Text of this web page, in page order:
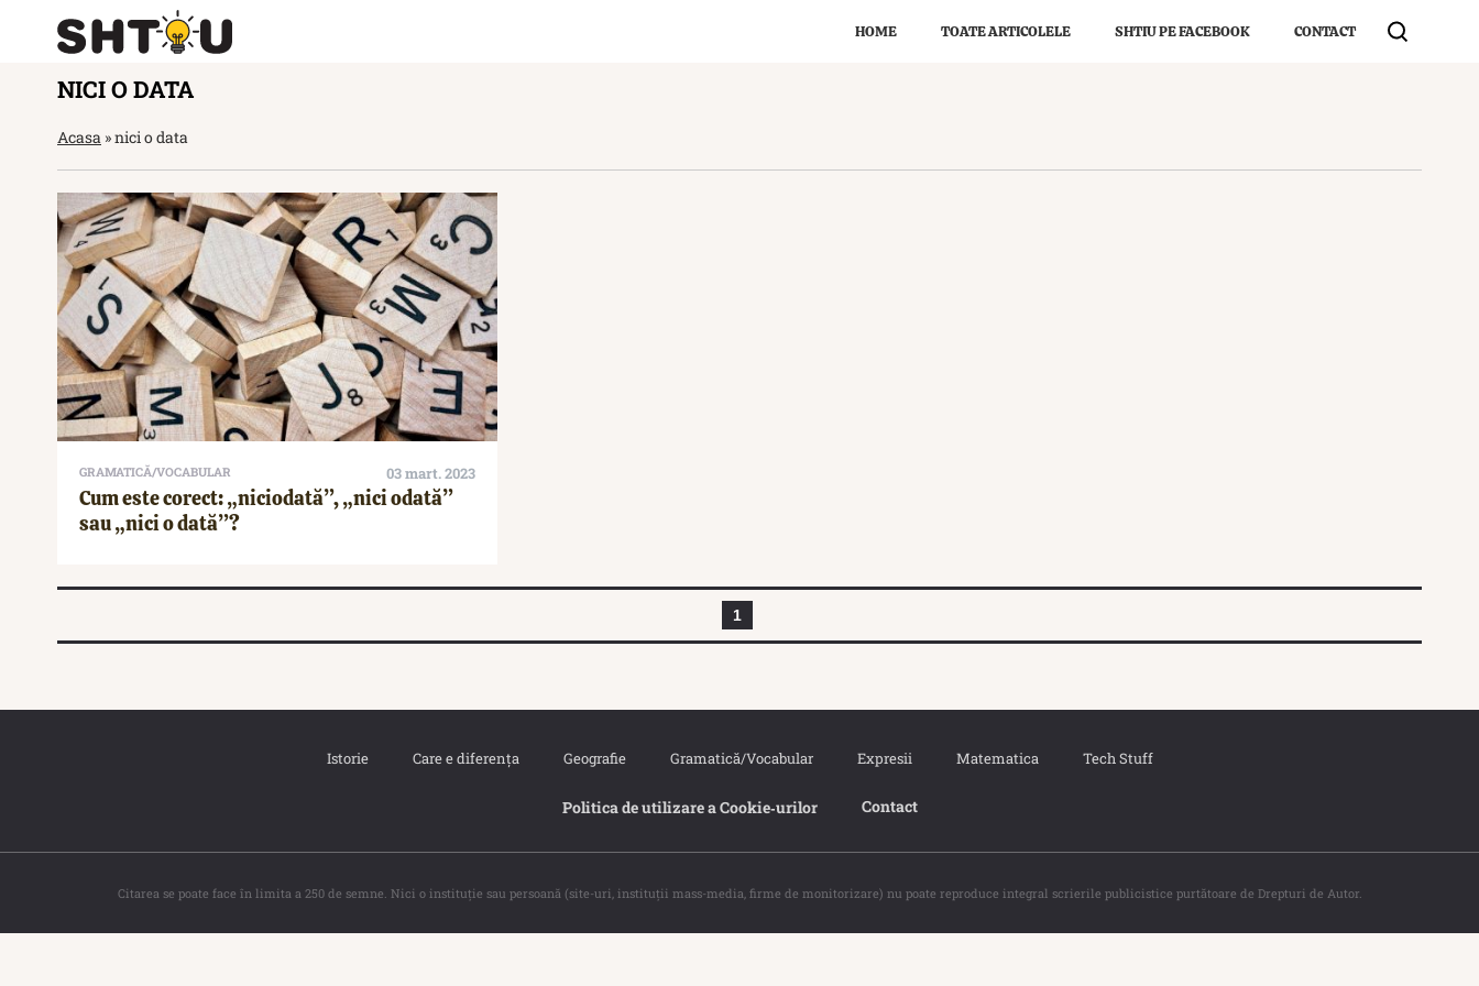
HOME TOATE ARTICOLELE SHTIU PE FACEBOOK CONTACT
NICI O DATA
Acasa »nici o data
GRAMATICĂ/VOCABULAR 03 mart. 2023
Cum este corect: „niciodată”, „nici odată”
sau „nici o dată”?
1
Istorie Care e diferența Geografie Gramatică/Vocabular Expresii Matematica Tech Stuff
Politica de utilizare a Cookie‐urilor Contact
Citarea se poate face în limita a 250 de semne. Nici o instituţie sau persoană (site-uri, instituţii mass-media, firme de monitorizare) nu poate reproduce integral scrierile publicistice purtătoare de Drepturi de Autor.